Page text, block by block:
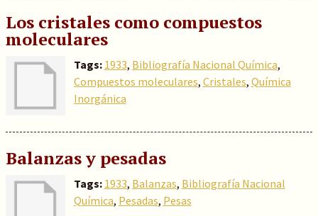
Los cristales como compuestos
moleculares
Tags: 1933, Bibliografía Nacional Química,
Compuestos moleculares, Cristales, Química
Inorgánica
Balanzas y pesadas
Tags: 1933, Balanzas, Bibliografía Nacional
Química, Pesadas, Pesas